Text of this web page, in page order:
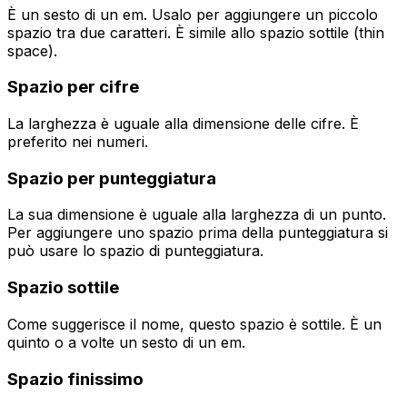
È un sesto di un em. Usalo per aggiungere un piccolo
spazio tra due caratteri. È simile allo spazio sottile (thin
space).
Spazio per cifre
La larghezza è uguale alla dimensione delle cifre. È
preferito nei numeri.
Spazio per punteggiatura
La sua dimensione è uguale alla larghezza di un punto.
Per aggiungere uno spazio prima della punteggiatura si
può usare lo spazio di punteggiatura.
Spazio sottile
Come suggerisce il nome, questo spazio è sottile. È un
quinto o a volte un sesto di un em.
Spazio finissimo